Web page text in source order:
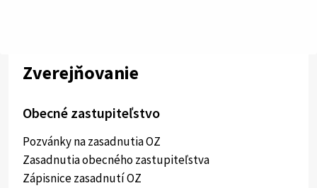
Zverejňovanie
Obecné zastupiteľstvo
Pozvánky na zasadnutia OZ
Zasadnutia obecného zastupiteľstva
Zápisnice zasadnutí OZ